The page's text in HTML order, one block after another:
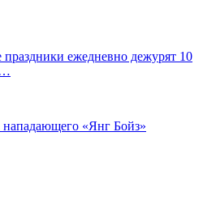
ежедневно дежурят 10
нападающего «Янг Бойз»